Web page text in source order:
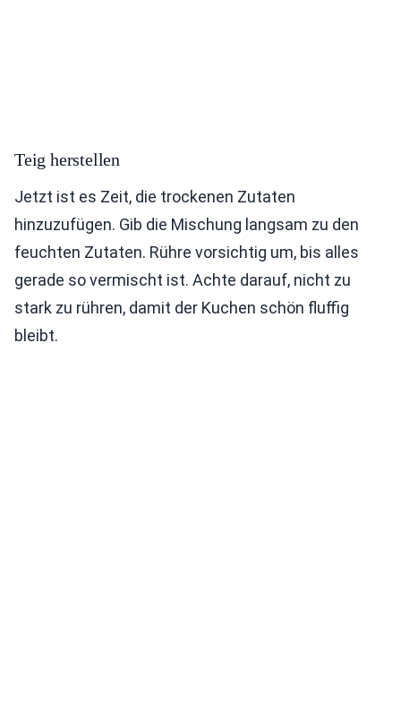
Teig herstellen
Jetzt ist es Zeit, die trockenen Zutaten
hinzuzufügen. Gib die Mischung langsam zu den
feuchten Zutaten. Rühre vorsichtig um, bis alles
gerade so vermischt ist. Achte darauf, nicht zu
stark zu rühren, damit der Kuchen schön fluffig
bleibt.